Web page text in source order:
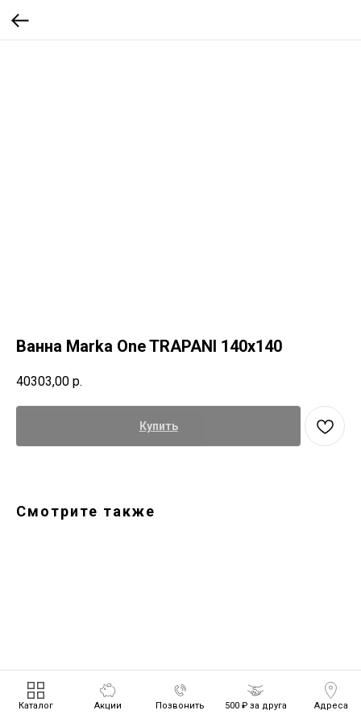
Ванна Marka One TRAPANI 140x140
40303,00 р.
Купить
Смотрите также
Каталог Акции Позвонить 500 ₽ за друга Адреса